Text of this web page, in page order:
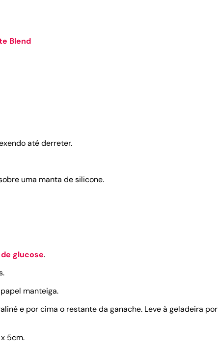
Blend
até derreter.
uma manta de silicone.
glucose.
manteiga.
e por cima o restante da ganache. Leve à geladeira por
5cm.